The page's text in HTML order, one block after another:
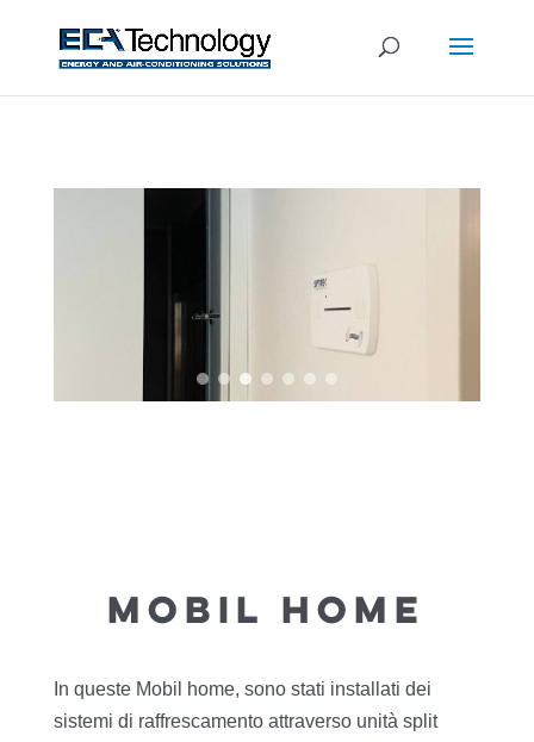
MOBIL HOME
In queste Mobil home, sono stati installati dei
sistemi di raffrescamento attraverso unità split